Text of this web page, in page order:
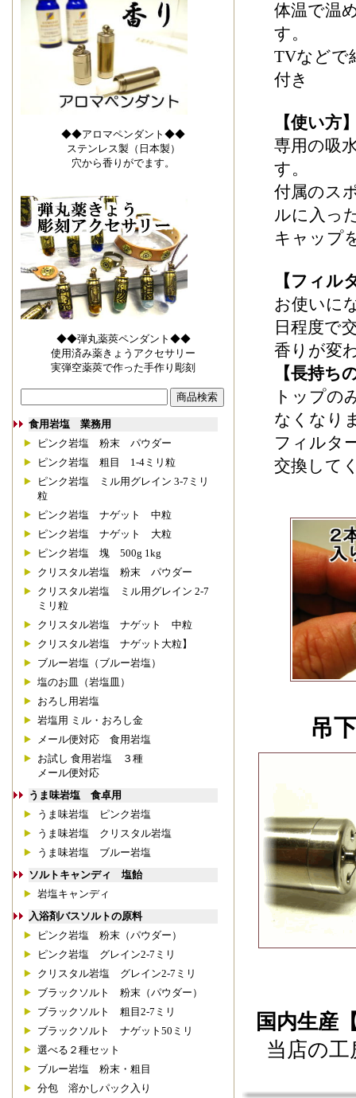
◆◆アロマペンダント◆◆
ステンレス製（日本製）
穴から香りがでます。
◆◆弾丸薬莢ペンダント◆◆
使用済み薬きょうアクセサリー
実弾空薬莢で作った手作り彫刻
食用岩塩 業務用
ピンク岩塩 粉末 パウダー
ピンク岩塩 粗目 1-4ミリ粒
ピンク岩塩 ミル用グレイン 3-7ミリ
粒
ピンク岩塩 ナゲット 中粒
ピンク岩塩 ナゲット 大粒
ピンク岩塩 塊 500g 1kg
クリスタル岩塩 粉末 パウダー
クリスタル岩塩 ミル用グレイン 2-7
ミリ粒
クリスタル岩塩 ナゲット 中粒
クリスタル岩塩 ナゲット大粒】
ブルー岩塩（ブルー岩塩）
塩のお皿（岩塩皿）
おろし用岩塩
岩塩用 ミル・おろし金
メール便対応 食用岩塩
お試し 食用岩塩 ３種
メール便対応
うま味岩塩 食卓用
うま味岩塩 ピンク岩塩
うま味岩塩 クリスタル岩塩
うま味岩塩 ブルー岩塩
ソルトキャンディ 塩飴
岩塩キャンディ
入浴剤バスソルトの原料
ピンク岩塩 粉末（パウダー）
ピンク岩塩 グレイン2-7ミリ
クリスタル岩塩 グレイン2-7ミリ
ブラックソルト 粉末（パウダー）
ブラックソルト 粗目2-7ミリ
ブラックソルト ナゲット50ミリ
選べる２種セット
ブルー岩塩 粉末・粗目
分包 溶かしパック入り
体温で温
す。
TVなどで
付き
【使い方
専用の吸
す。
付属のス
ルに入っ
キャップ
【フィル
お使いに
日程度で
香りが変
【長持ち
トップの
なくなり
フィルタ
交換して
吊
国内生産
当店の